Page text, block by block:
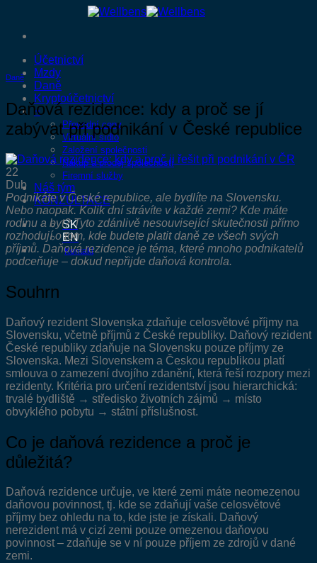
obsah
Účetnictví
Mzdy
Daně
Kryptoúčetnictví
+
Převodní ceny
Virtuální sídlo
Založení společnosti
Nákup a prodej společností
Firemní služby
Náš tým
KONZULTACE
SK
EN
Kontakt
Daně
Daňová rezidence: kdy a proč se jí
zabývat při podnikání v České republice
22
Dub
Podnikáte v České republice, ale bydlíte na Slovensku.
Nebo naopak. Kolik dní strávíte v každé zemi? Kde máte
rodinu a byt? Tyto zdánlivě nesouvisející skutečnosti přímo
rozhodují o tom, kde budete platit daně ze všech svých
příjmů. Daňová rezidence je téma, které mnoho podnikatelů
podceňuje – dokud nepřijde daňová kontrola.
Souhrn
Daňový rezident Slovenska zdaňuje celosvětové příjmy na
Slovensku, včetně příjmů z České republiky. Daňový rezident
České republiky zdaňuje na Slovensku pouze příjmy ze
Slovenska. Mezi Slovenskem a Českou republikou platí
smlouva o zamezení dvojího zdanění, která řeší rozpory mezi
rezidenty. Kritéria pro určení rezidentství jsou hierarchická:
trvalé bydliště → středisko životních zájmů → místo
obvyklého pobytu → státní příslušnost.
Co je daňová rezidence a proč je
důležitá?
Daňová rezidence určuje, ve které zemi máte neomezenou
daňovou povinnost, tj. kde se zdaňují vaše celosvětové
příjmy bez ohledu na to, kde jste je získali. Daňový
nerezident má v cizí zemi pouze omezenou daňovou
povinnost – zdaňuje se v ní pouze příjem ze zdrojů v dané
zemi.